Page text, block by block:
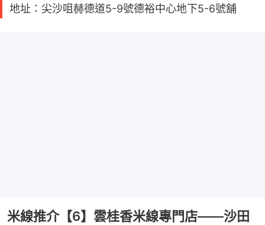
地址：尖沙咀赫德道5-9號德裕中心地下5-6號舖
米線推介【6】雲桂香米線專門店——沙田